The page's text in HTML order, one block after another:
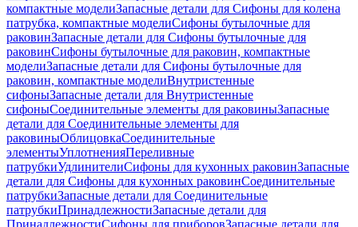
компактные моделиЗапасные детали для Сифоны для колена
патрубка, компактные моделиСифоны бутылочные для
раковинЗапасные детали для Сифоны бутылочные для
раковинСифоны бутылочные для раковин, компактные
моделиЗапасные детали для Сифоны бутылочные для
раковин, компактные моделиВнутристенные
сифоныЗапасные детали для Внутристенные
сифоныСоединительные элементы для раковиныЗапасные
детали для Соединительные элементы для
раковиныОблицовкаСоединительные
элементыУплотненияПереливные
патрубкиУдлинителиСифоны для кухонных раковинЗапасные
детали для Сифоны для кухонных раковинСоединительные
патрубкиЗапасные детали для Соединительные
патрубкиПринадлежностиЗапасные детали для
ПринадлежностиСифоны для приборовЗапасные детали для